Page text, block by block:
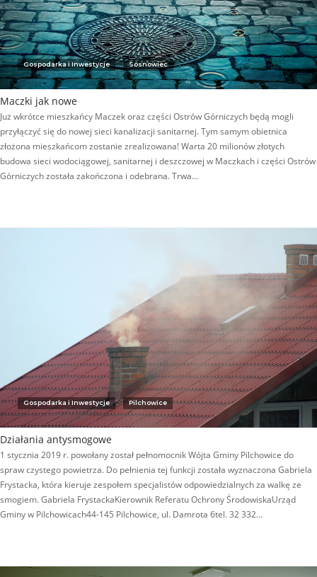
Gospodarka i Inwestycje Sosnowiec
Maczki jak nowe
Już wkrótce mieszkańcy Maczek oraz części Ostrów Górniczych będą mogli
przyłączyć się do nowej sieci kanalizacji sanitarnej. Tym samym obietnica
złożona mieszkańcom zostanie zrealizowana! Warta 20 milionów złotych
budowa sieci wodociągowej, sanitarnej i deszczowej w Maczkach i części Ostrów
Górniczych została zakończona i odebrana. Trwa…
Gospodarka i Inwestycje Pilchowice
Działania antysmogowe
1 stycznia 2019 r. powołany został pełnomocnik Wójta Gminy Pilchowice do
spraw czystego powietrza. Do pełnienia tej funkcji została wyznaczona Gabriela
Frystacka, która kieruje zespołem specjalistów odpowiedzialnych za walkę ze
smogiem. Gabriela FrystackaKierownik Referatu Ochrony ŚrodowiskaUrząd
Gminy w Pilchowicach44-145 Pilchowice, ul. Damrota 6tel. 32 332…